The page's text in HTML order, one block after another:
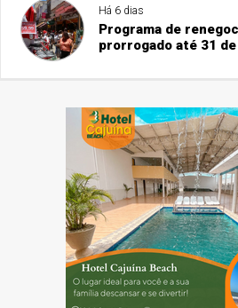
Há 6 dias
Programa de
prorrogado até 31